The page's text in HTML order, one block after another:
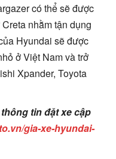
có thể sẽ được
nhằm tận dụng
Hyundai sẽ được
ở Việt Nam và trở
Xpander, Toyota
tin đặt xe cập
gia-xe-hyundai-